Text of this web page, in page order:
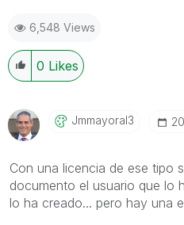
6,548 Views
0 Likes
Jmmayoral3
Con una licencia de ese tipo
documento el usuario que lo
lo ha creado... pero hay una